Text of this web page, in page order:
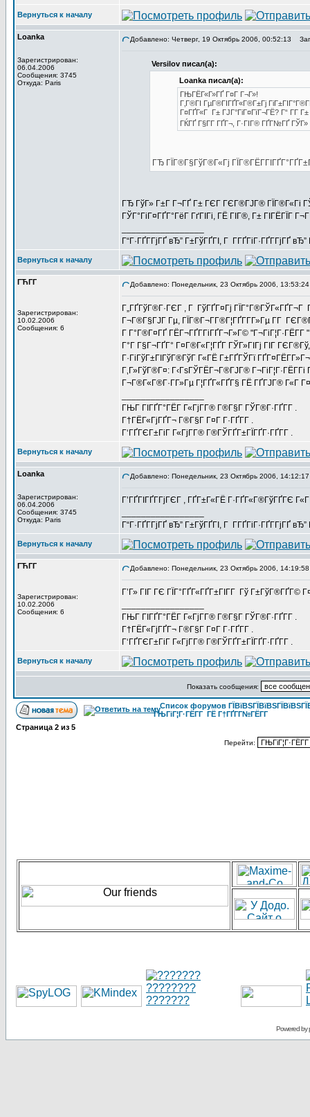
Вернуться к началу
Loanka
Зарегистрирован:
06.04.2006
Сообщения: 3745
Откуда: Paris
Добавлено: Четверг, 19 Октябрь 2006, 00:52:13
Versilov писал(а):
Loanka писал(а):
ГЊГЁГ«Г»ГҐ Г¤Г Г¬Г»!
Г‚Г®ГІ ГµГ®ГІГҐГ«Г®Г±Гј
Г¤ГҐГ«Г Г± ГЈГ°ГіГ¤ГїГ¬ГЁ? Г“ Г­Г
ГЌГҐ Г§Г­Г ГҐГ¬, Г·ГІГ® ГҐГ№ГҐ
ГЂ ГЇГ®Г§ГўГ®Г«Гј
ГЂ ГўГ» Г±Г Г¬ГҐ Г± ГЄГ ГЄГ®ГЈГ® ГЇГ®Г«Гі
ГЎГ°ГіГ¤ГҐГ°ГёГ ГґГІГі, ГЁ ГІГ®, Г± ГІГЁГЇГ
Г“Г·ГҐГ­ГјГҐ вЂ” Г±ГўГҐГІ, Г Г­ГҐГіГ·ГҐГ­ГјГҐ
Вернуться к началу
ГЋГ­Г
Зарегистрирован:
10.02.2006
Сообщения: 6
Добавлено: Понедельник, 23 Октябрь 2006, 13:53:24
Г„ГҐГўГ®Г·ГЄГ , Г ГўГҐГ¤Гј ГЇГ°Г®ГЎГ«ГҐГ¬Г
Г¬Г®Г§ГЈГ Гµ, ГЇГ®Г¬Г­Г®Г¦ГҐГ­Г­Г»Гµ Г­Г
Г Г°Г®Г¤ГҐ ГЁГ¬ГҐГ­ГіГҐГ¬Г»Г©
Г°Г Г§Г¬ГҐГ° Г¤Г®Г«Г¦ГҐГ­ ГЎГ»ГІГј ГІГ
Г·ГіГўГ±ГІГўГ®ГўГ Г«ГЁ Г±ГҐГЎГї
Г‚Г»ГўГ®Г¤: Г‹ГѕГЎГЁГ¬Г®ГЈГ®
Г¬Г®Г«Г®Г·Г­Г»Гµ Г¦ГҐГ«ГҐГ§ ГЁ ГҐГЈГ® Г«Г
ГЊГ ГІГҐГ°ГЁГ Г«ГјГ­Г® Г®Г§Г ГЎГ®Г·ГҐГ­Г .
Г†ГЁГ«ГјГҐГ¬ Г®Г§Г Г¤Г Г·ГҐГ­Г .
Г‘ГҐГЄГ±ГіГ Г«ГјГ­Г® Г®ГЎГҐГ±ГЇГҐГ·ГҐГ­Г .
Вернуться к началу
Loanka
Зарегистрирован:
06.04.2006
Сообщения: 3745
Откуда: Paris
Добавлено: Понедельник, 23 Октябрь 2006, 14:12:17
Г’ГҐГІГҐГ­ГјГЄГ , ГҐГ±Г«ГЁ Г·ГҐГ«Г®ГўГҐГЄ
Г“Г·ГҐГ­ГјГҐ вЂ” Г±ГўГҐГІ, Г Г­ГҐГіГ·ГҐГ­ГјГҐ
Вернуться к началу
ГЋГ­Г
Зарегистрирован:
10.02.2006
Сообщения: 6
Добавлено: Понедельник, 23 Октябрь 2006, 14:19:58
Г’Г» ГІГ ГЄ ГЇГ°ГҐГ«ГҐГ±ГІГ­Г Гў Г±ГўГ®ГҐГ©
ГЊГ ГІГҐГ°ГЁГ Г«ГјГ­Г® Г®Г§Г ГЎГ®Г·ГҐГ­Г .
Г†ГЁГ«ГјГҐГ¬ Г®Г§Г Г¤Г Г·ГҐГ­Г .
Г‘ГҐГЄГ±ГіГ Г«ГјГ­Г® Г®ГЎГҐГ±ГЇГҐГ·ГҐГ­Г .
Вернуться к началу
Показать сообщения:
Список форумов
ГЊГіГ¦Г·ГЁГ­Г ГЁ Г†ГҐГ­Г№ГЁГ­Г
Страница 2 из 5
Перейти:
Powered by